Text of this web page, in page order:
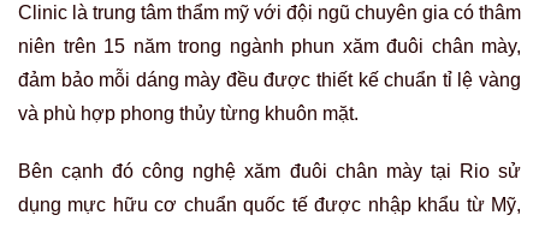
Clinic là trung tâm thẩm mỹ với đội ngũ chuyên gia có thâm
niên trên 15 năm trong ngành phun xăm đuôi chân mày,
đảm bảo mỗi dáng mày đều được thiết kế chuẩn tỉ lệ vàng
và phù hợp phong thủy từng khuôn mặt.
Bên cạnh đó công nghệ xăm đuôi chân mày tại Rio sử
dụng mực hữu cơ chuẩn quốc tế được nhập khẩu từ Mỹ,